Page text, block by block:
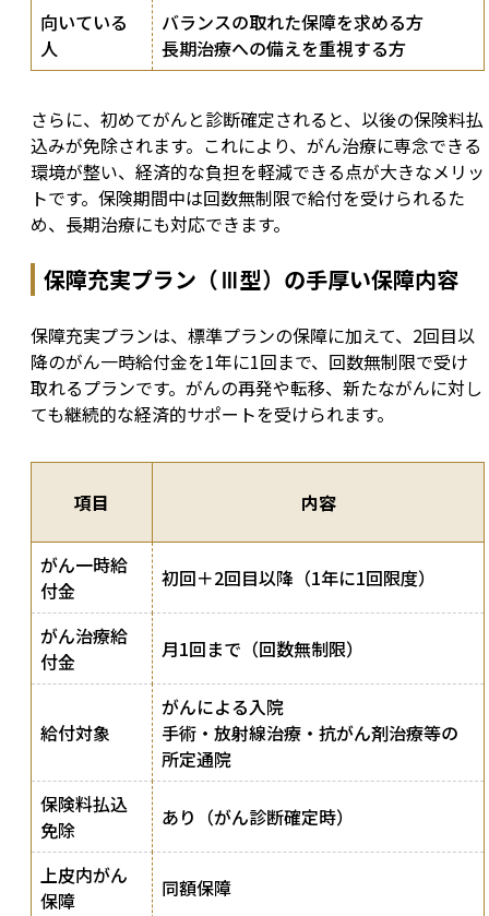
向いている
人
バランスの取れた保障を求める方
長期治療への備えを重視する方
さらに、初めてがんと診断確定されると、以後の保険料払
込みが免除されます。これにより、がん治療に専念できる
環境が整い、経済的な負担を軽減できる点が大きなメリッ
トです。保険期間中は回数無制限で給付を受けられるた
め、長期治療にも対応できます。
保障充実プラン（Ⅲ型）の手厚い保障内容
保障充実プランは、標準プランの保障に加えて、2回目以
降のがん一時給付金を1年に1回まで、回数無制限で受け
取れるプランです。がんの再発や転移、新たながんに対し
ても継続的な経済的サポートを受けられます。
項目 内容
がん一時給
付金
初回＋2回目以降（1年に1回限度）
がん治療給
付金
月1回まで（回数無制限）
給付対象
がんによる入院
手術・放射線治療・抗がん剤治療等の
所定通院
保険料払込
免除
あり（がん診断確定時）
上皮内がん
保障
同額保障